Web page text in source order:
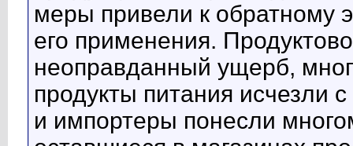
меры привели к обратному
его применения.
неоправданный ущерб,
продукты питания исчезли
и импортеры понесли